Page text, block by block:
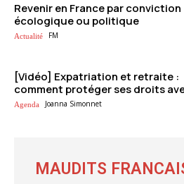
Revenir en France par conviction
écologique ou politique
Actualité FM
[Vidéo] Expatriation et retraite :
comment protéger ses droits
Agenda Joanna Simonnet
MAUDITS